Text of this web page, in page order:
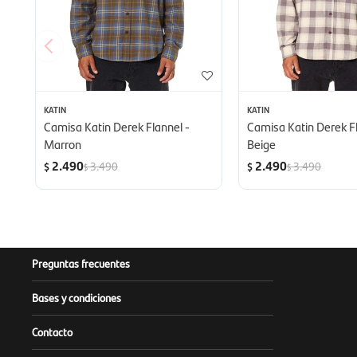
KATIN
Camisa Katin Derek Flannel -
Marron
$2.490$3.490
KATIN
Camisa Katin Derek
Beige
$2.490$3.490
Preguntas frecuentes
Bases y condiciones
Contacto